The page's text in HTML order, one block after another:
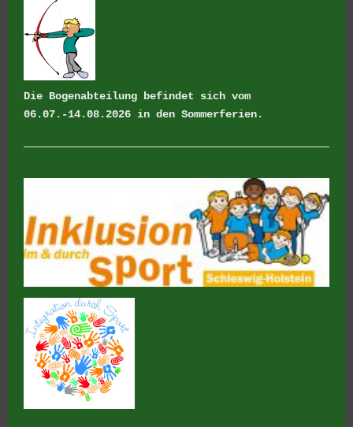
Die Bogenabteilung befindet sich vom
06.07.-14.08.2026 in den Sommerferien.